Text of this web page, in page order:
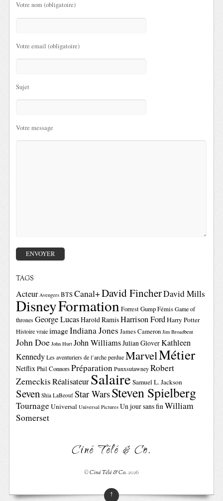
Votre nom (obligatoire)
Votre email (obligatoire)
Sujet
Votre message
TAGS
Acteur Avengers BTSCanal+David FincherDavid Mills
DisneyFormationForrest GumpFémis Game of
thrones George LucasHarold RamisHarrison FordHarry Potter
Histoire vraie imageIndiana Jones James Cameron Jim Broadbent
John Doe John Hurt John WilliamsJulian GloverKathleen
Kennedy Les aventuriers de l’arche perdue MarvelMétier
NetflixPhil ConnorsPréparation Punxsutawney Robert
ZemeckisRéalisateurSalaire Samuel L. Jackson
Seven Shia LaBeouf Star WarsSteven Spielberg
TournageUniversal Universal Pictures Un jour sans finWilliam
Somerset
Ciné Télé & Co.
©Ciné Télé & Co.2026
↑